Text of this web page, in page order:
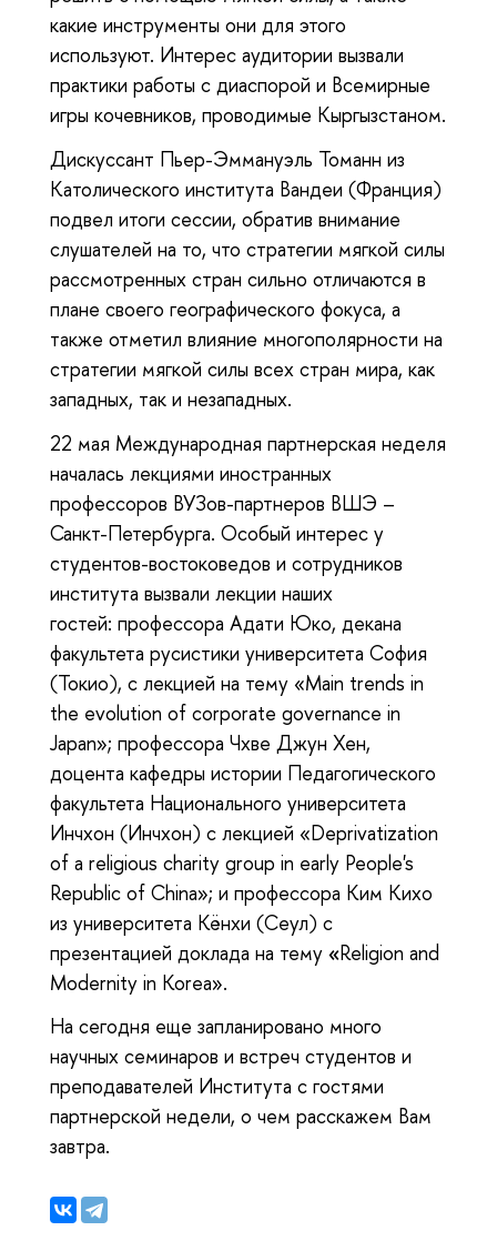
какие инструменты они для этого
используют. Интерес аудитории вызвали
практики работы с диаспорой и Всемирные
игры кочевников, проводимые Кыргызстаном.
Дискуссант Пьер-Эммануэль Томанн из
Католического института Вандеи (Франция)
подвел итоги сессии, обратив внимание
слушателей на то, что стратегии мягкой силы
рассмотренных стран сильно отличаются в
плане своего географического фокуса, а
также отметил влияние многополярности на
стратегии мягкой силы всех стран мира, как
западных, так и незападных.
22 мая Международная партнерская неделя
началась лекциями иностранных
профессоров ВУЗов-партнеров ВШЭ –
Санкт-Петербурга. Особый интерес у
студентов-востоковедов и сотрудников
института вызвали лекции наших
гостей: профессора Адати Юко, декана
факультета русистики университета София
(Токио), с лекцией на тему «Main trends in
the evolution of corporate governance in
Japan»; профессора Чхве Джун Хен,
доцента кафедры истории Педагогического
факультета Национального университета
Инчхон (Инчхон) с лекцией «Deprivatization
of a religious charity group in early People's
Republic of China»; и профессора Ким Кихо
из университета Кёнхи (Сеул) с
презентацией доклада на тему «Religion and
Modernity in Korea».
На сегодня еще запланировано много
научных семинаров и встреч студентов и
преподавателей Института с гостями
партнерской недели, о чем расскажем Вам
завтра.